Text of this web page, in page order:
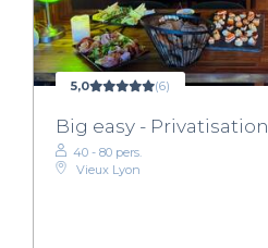
5,0 (6)
Big easy - Privatisation
40 - 80 pers.
Vieux Lyon